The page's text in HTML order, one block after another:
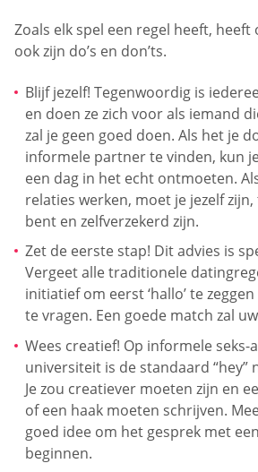
Zoals elk spel een regel heeft,
ook zijn do’s en don’ts.
Blijf jezelf! Tegenwoordig is
en doen ze zich voor als iemand
zal je geen goed doen. Als het je
informele partner te vinden, kun
een dag in het echt ontmoeten.
relaties werken, moet je jezelf
bent en zelfverzekerd zijn.
Zet de eerste stap! Dit advies is
Vergeet alle traditionele
initiatief om eerst ‘hallo’ te
te vragen. Een goede match zal
Wees creatief! Op informele seks-
universiteit is de standaard “hey”
Je zou creatiever moeten zijn en
of een haak moeten schrijven.
goed idee om het gesprek met
beginnen.